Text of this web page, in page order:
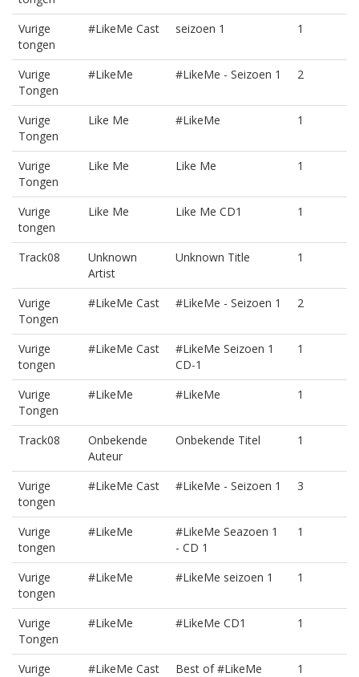
Vurige
tongen
#LikeMe Cast seizoen 1 1
Vurige
Tongen
#LikeMe #LikeMe - Seizoen 1 2
Vurige
Tongen
Like Me #LikeMe 1
Vurige
Tongen
Like Me Like Me 1
Vurige
tongen
Like Me Like Me CD1 1
Track08
Unknown
Artist
Unknown Title 1
Vurige
Tongen
#LikeMe Cast #LikeMe - Seizoen 1 2
Vurige
tongen
#LikeMe Cast
#LikeMe Seizoen 1
CD-1
1
Vurige
Tongen
#LikeMe #LikeMe 1
Track08
Onbekende
Auteur
Onbekende Titel 1
Vurige
tongen
#LikeMe Cast #LikeMe - Seizoen 1 3
Vurige
tongen
#LikeMe
#LikeMe Seazoen 1
- CD 1
1
Vurige
tongen
#LikeMe #LikeMe seizoen 1 1
Vurige
Tongen
#LikeMe #LikeMe CD1 1
Vurige #LikeMe Cast Best of #LikeMe 1